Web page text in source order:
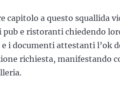
capitolo a questo squallida
e ristoranti chiedendo
i documenti attestanti l’ok
richiesta, manifestando